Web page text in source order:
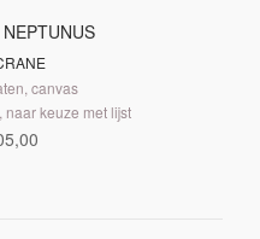
canvas
keuze met lijst